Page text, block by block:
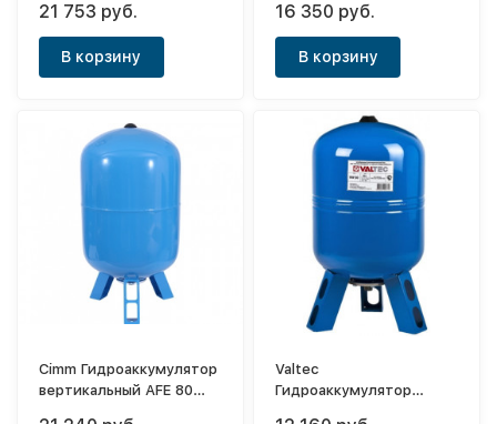
(синий)
21 753 руб.
В корзину
(мембрана EPDM,нерж.)
16 350 руб.
В корзину
Cimm Гидроаккумулятор
вертикальный AFE 80
Valtec
Гидроаккумулятор